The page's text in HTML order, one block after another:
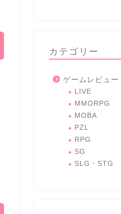
カテゴリー
ゲームレビュー
LIVE
MMORPG
MOBA
PZL
RPG
SG
SLG・STG